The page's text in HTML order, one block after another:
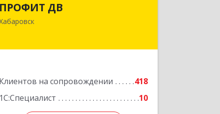
ПРОФИТ ДВ
Клиентов на сопровождении
418
1С:Специалист
10
680000, Хабаровский край, Хабаровск
г, Муравьева-Амурского ул, дом № 25,